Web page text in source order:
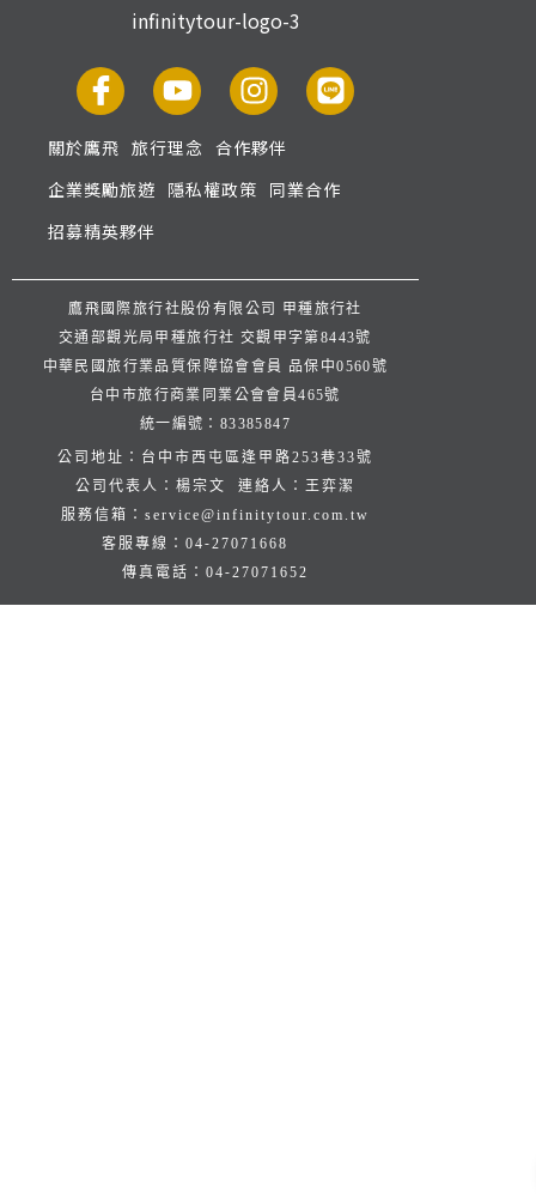
關於鷹飛 旅行理念 合作夥伴
企業獎勵旅遊 隱私權政策 同業合作
招募精英夥伴
鷹飛國際旅行社股份有限公司 甲種旅行社
交通部觀光局甲種旅行社 交觀甲字第8443號
中華民國旅行業品質保障協會會員 品保中0560號
台中市旅行商業同業公會會員465號
統一編號：83385847
公司地址：台中市西屯區逢甲路253巷33號
公司代表人：楊宗文 連絡人：王弈潔
服務信箱： service@infinitytour.com.tw
客服專線： 04-27071668
傳真電話： 04-27071652